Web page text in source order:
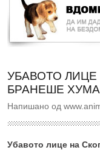
УБАВОТО ЛИЦЕ
БРАНЕШЕ
Напишано од
Убавото лице на